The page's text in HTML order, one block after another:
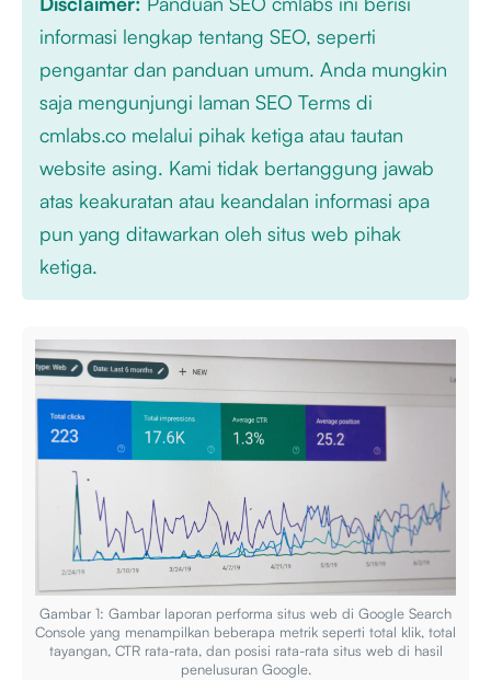
informasi lengkap tentang SEO, seperti
pengantar dan panduan umum. Anda mungkin
saja mengunjungi laman SEO Terms di
cmlabs.co melalui pihak ketiga atau tautan
website asing. Kami tidak bertanggung jawab
atas keakuratan atau keandalan informasi apa
pun yang ditawarkan oleh situs web pihak
ketiga.
Gambar 1: Gambar laporan performa situs web di Google Search
Console yang menampilkan beberapa metrik seperti total klik, total
tayangan, CTR rata-rata, dan posisi rata-rata situs web di hasil
penelusuran Google.